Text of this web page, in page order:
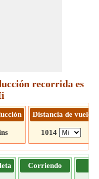
recorrida es
Distancia de vuelo
1014
Corriendo